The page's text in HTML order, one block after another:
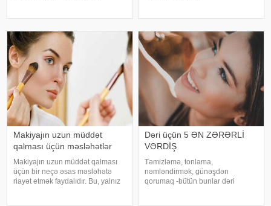
"YouTube" izləyicis
bəzən bunlar o qədər fərqlidir ki,
bi
Makiyajın uzun müddət
qalması üçün məsləhətlər
Makiyajın uzun müddət qalması
üçün bir neçə əsas məsləhətə
riayət etmək faydalıdır. Bu, yalnız
Dəri üçün 5 ƏN ZƏRƏRLİ
VƏRDİŞ
Təmizləmə, tonlama,
nəmləndirmək, günəşdən
qorumaq -bütün bunlar dəri